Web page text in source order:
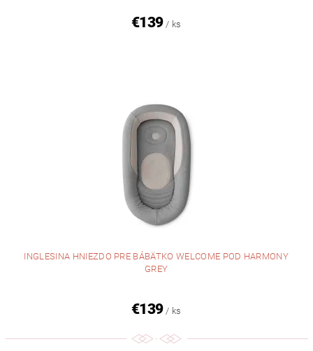
€139 / ks
INGLESINA HNIEZDO PRE BÁBÄTKO WELCOME POD HARMONY
GREY
€139 / ks